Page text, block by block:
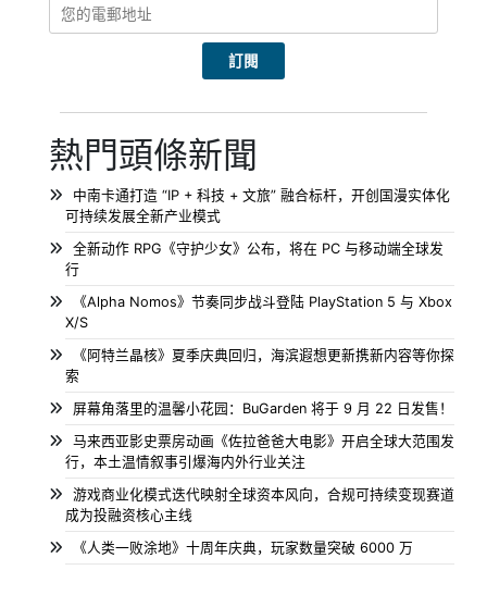
熱門頭條新聞
中南卡通打造 “IP + 科技 + 文旅” 融合标杆，开创国漫实体化
可持续发展全新产业模式
全新动作 RPG《守护少女》公布，将在 PC 与移动端全球发
行
《Alpha Nomos》节奏同步战斗登陆 PlayStation 5 与 Xbox
X/S
《阿特兰晶核》夏季庆典回归，海滨遐想更新携新内容等你探
索
屏幕角落里的温馨小花园：BuGarden 将于 9 月 22 日发售！
马来西亚影史票房动画《佐拉爸爸大电影》开启全球大范围发
行，本土温情叙事引爆海内外行业关注
游戏商业化模式迭代映射全球资本风向，合规可持续变现赛道
成为投融资核心主线
《人类一败涂地》十周年庆典，玩家数量突破 6000 万